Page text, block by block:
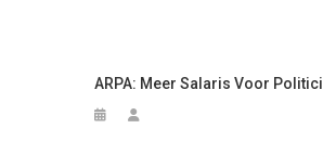
ARPA: Meer Salaris Voor Politici